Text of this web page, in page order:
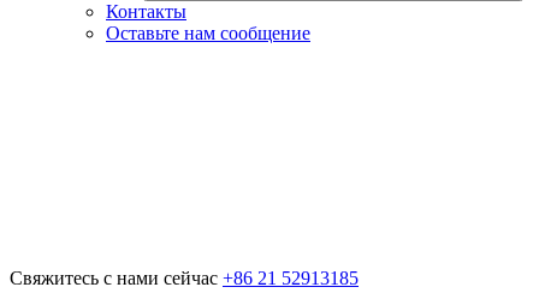
Контакты
Оставьте нам сообщение
Свяжитесь с нами сейчас +86 21 52913185